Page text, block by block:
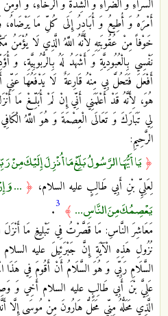
السَّرَّاءِ وَ الضَّرَّاءِ وَ الشِدَّةِ وَ الرَّخَاءِ، وَ
أَمْرَهُ وَ أُطِيعُ وَ أُبَادِرُ إِلَى كُلِّ مَا
خَوْفاً مِنْ عُقُوبَتِهِ لِأَنَّهُ اللَّهُ الَّذِي لَا
نَفْسِي بِالْعُبُودِيَّةِ وَ أَشْهَدُ لَهُ
أَفْعَلَ فَتَحُلَّ بِي مِنْهُ قَارِعَةٌ لَا يَدْفَعُهَا
هُوَ، لِأَنَّهُ قَدْ أَعْلَمَنِي أَنِّي إِنْ لَمْ أُبَلِّغْ مَا
لِي تَبَارَكَ وَ تَعَالَى الْعِصْمَةَ وَ هُوَ اللَّهُ
الرَّحِيمِ:
﴿يَا أَيُّهَا الرَّسُولُ بَلِّغْ مَا أُنْزِلَ إِلَيْكَ مِنْ
لِعَلِيِّ بْنِ أَبِي طَالِبٍ عليه السلام،‏ ﴿ ...
يَعْصِمُكَ مِنَ النَّاسِ ... ﴾ 3
.
مَعَاشِرَ النَّاسِ: مَا قَصَّرْتُ فِي تَبْلِيغِ مَا أَنْزَلَ
نُزُولِ هَذِهِ الْآيَةِ إِنَّ جَبْرَئِيلَ عليه
السَّلَامِ رَبِّي وَ هُوَ السَّلَامُ أَنْ أَقُومَ فِي
عَلِيَّ بْنَ أَبِي طَالِبٍ عليه السلام أَخِي وَ
الَّذِي مَحَلُّهُ مِنِّي مَحَلُّ هَارُونَ مِنْ مُوسَى إِلَّا